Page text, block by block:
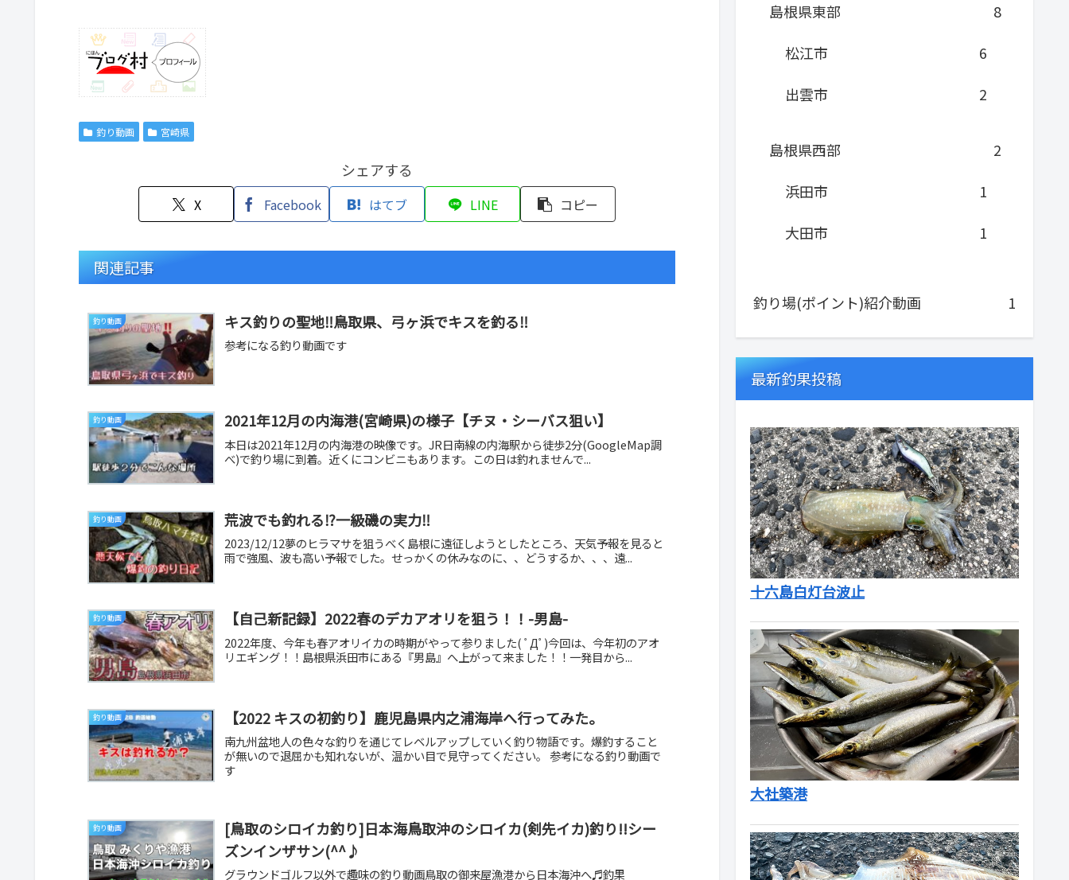
釣り動画 宮崎県
シェアする
X Facebook はてブ LINE コピー
関連記事
釣り動画 キス釣りの聖地‼️鳥取県、弓ヶ浜でキスを釣る‼️
参考になる釣り動画です
釣り動画 2021年12月の内海港(宮崎県)の様子【チヌ・シーバス狙い】
本日は2021年12月の内海港の映像です。JR日南線の内海駅から徒歩2分(GoogleMap調
べ)で釣り場に到着。近くにコンビニもあります。この日は釣れませんで...
釣り動画 荒波でも釣れる⁉️一級磯の実力‼️
2023/12/12夢のヒラマサを狙うべく島根に遠征しようとしたところ、天気予報を見ると
雨で強風、波も高い予報でした。せっかくの休みなのに、、どうするか、、、遠...
釣り動画 【自己新記録】2022春のデカアオリを狙う！！-男島-
2022年度、今年も春アオリイカの時期がやって参りました( ﾟДﾟ)今回は、今年初のアオ
リエギング！！島根県浜田市にある『男島』へ上がって来ました！！一発目から...
釣り動画 【2022 キスの初釣り】鹿児島県内之浦海岸へ行ってみた。
南九州盆地人の色々な釣りを通じてレベルアップしていく釣り物語です。爆釣すること
が無いので退屈かも知れないが、温かい目で見守ってください。 参考になる釣り動画で
す
釣り動画
[鳥取のシロイカ釣り]日本海鳥取沖のシロイカ(剣先イカ)釣り!!シー
ズンインザサン(^^♪
グラウンドゴルフ以外で趣味の釣り動画鳥取の御来屋漁港から日本海沖へ♬釣果
島根県東部
8
松江市
6
出雲市
2
島根県西部
2
浜田市
1
大田市
1
釣り場(ポイント)紹介動画 1
最新釣果投稿
十六島白灯台波止
大社築港